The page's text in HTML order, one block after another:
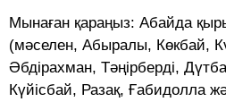
Мынаған қараңыз: Абайда
(мәселен, Абыралы, Көкбай,
Әбдірахман, Тәңірберді,
Күйісбай, Разақ, Ғабидолла